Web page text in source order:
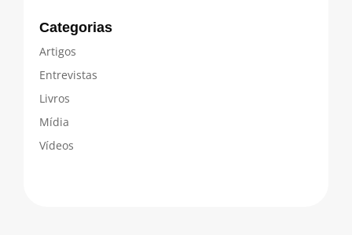
Categorias
Artigos
Entrevistas
Livros
Mídia
Vídeos